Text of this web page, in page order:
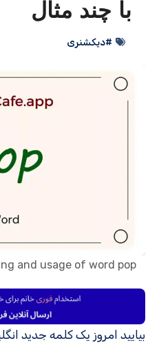
با چند مثال
#دیکشنری
and usage of word pop
بیایید امروز یک کلمه جدید